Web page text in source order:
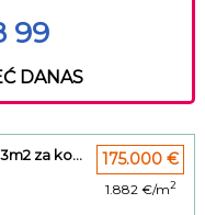
99
DANAS
za ko... 175.000 €
1.882 €/m2